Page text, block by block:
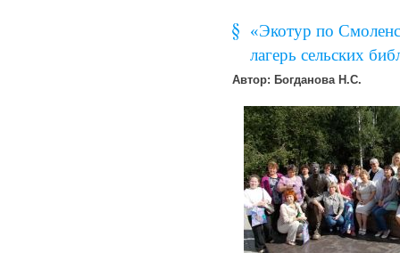
«Экотур по
лагерь сельских
Автор: Богданова Н.С.